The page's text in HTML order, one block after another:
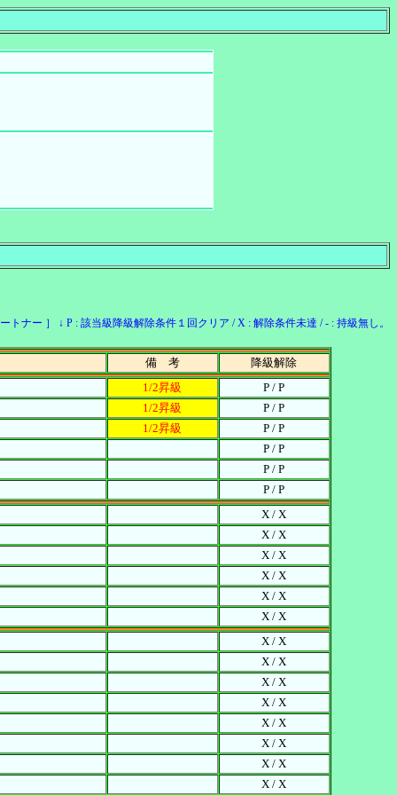
ナー ］ ↓ P : 該当級降級解除条件１回クリア / X : 解除条件未達 / - : 持級無し。
備 考
降級解除
1/2昇級
P / P
1/2昇級
P / P
1/2昇級
P / P
P / P
P / P
P / P
X / X
X / X
X / X
X / X
X / X
X / X
X / X
X / X
X / X
X / X
X / X
X / X
X / X
X / X